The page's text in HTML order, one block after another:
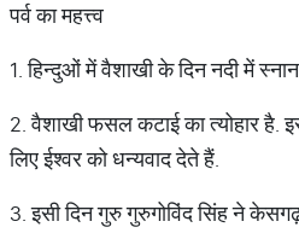
पर्व का महत्त्व
1. हिन्दुओं में वैशाखी के दिन नदी में
2. वैशाखी फसल कटाई का त्योहार
लिए ईश्वर को धन्यवाद देते हैं.
3. इसी दिन गुरु गुरुगोविंद सिंह ने